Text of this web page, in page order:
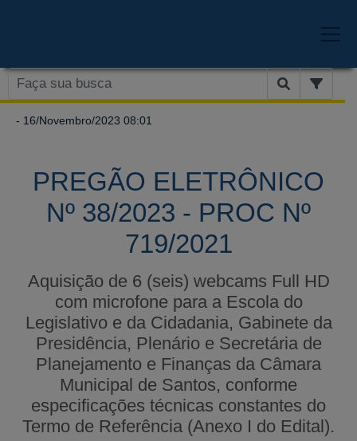
- 16/Novembro/2023 08:01
PREGÃO ELETRÔNICO
Nº 38/2023 - PROC Nº
719/2021
Aquisição de 6 (seis) webcams Full HD
com microfone para a Escola do
Legislativo e da Cidadania, Gabinete da
Presidência, Plenário e Secretária de
Planejamento e Finanças da Câmara
Municipal de Santos, conforme
especificações técnicas constantes do
Termo de Referência (Anexo I do Edital).